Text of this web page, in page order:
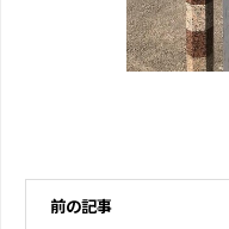
前の記事